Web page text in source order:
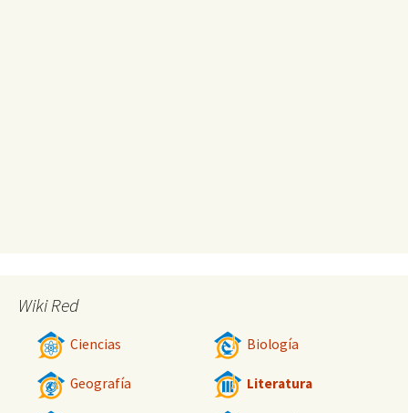
Wiki Red
Ciencias Biología
Geografía Literatura